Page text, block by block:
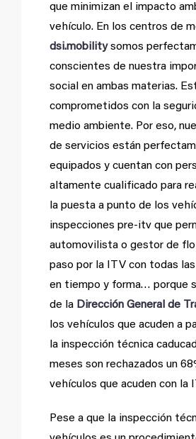
que minimizan el impacto
vehículo. En los centros de
dsi.mobilitysomos
conscientes de nuestra
social en ambas materias.
comprometidos con la
medio ambiente. Por eso,
de servicios están
equipados y cuentan con
altamente cualificado para
la puesta a punto de los
inspecciones pre-itv que
automovilista o gestor de
paso por la ITV con todas
en tiempo y forma… porque
de la Dirección General de
los vehículos que acuden a
la inspección técnica
meses son rechazados un
vehículos que acuden con la
Pese a que la inspección